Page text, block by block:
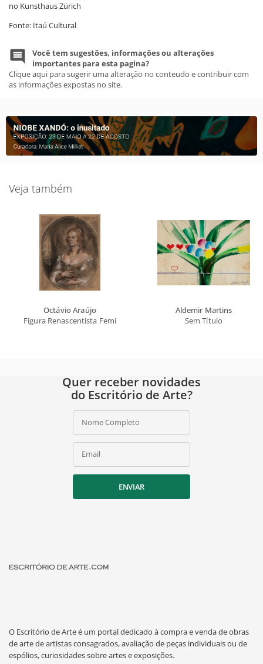
no Kunsthaus Zürich
Fonte: Itaú Cultural
Você tem sugestões, informações ou alterações
importantes para esta pagina?
Clique aqui para sugerir uma alteração no conteudo e contribuir com
as informações expostas no site.
Veja também
Octávio Araújo
Figura Renascentista Feminina
Aldemir Martins
Sem Título
Quer receber novidades
do Escritório de Arte?
Nome Completo
Email
ENVIAR
O Escritório de Arte é um portal dedicado à compra e venda de obras
de arte de artistas consagrados, avaliação de peças individuais ou de
espólios, curiosidades sobre artes e exposições.